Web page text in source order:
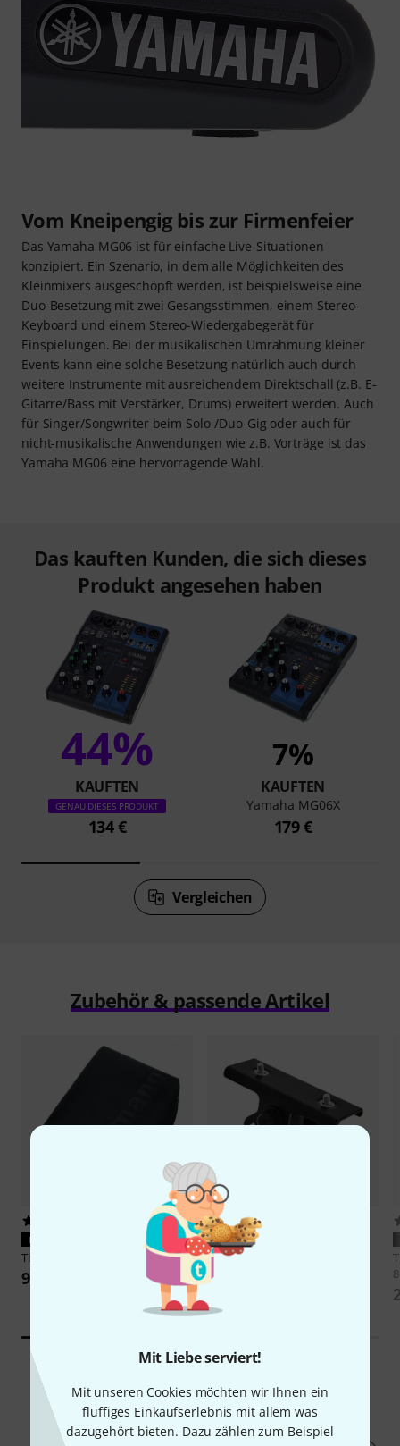
Mit Liebe serviert!
Mit unseren Cookies möchten wir Ihnen ein
fluffiges Einkaufserlebnis mit allem was
dazugehört bieten. Dazu zählen zum Beispiel
Vom Kneipengig bis zur Firmenfeier
Das Yamaha MG06 ist für einfache Live-Situationen
konzipiert. Ein Szenario, in dem alle Möglichkeiten des
Kleinmixers ausgeschöpft werden, ist beispielsweise eine
Duo-Besetzung mit zwei Gesangsstimmen, einem Stereo-
Keyboard und einem Stereo-Wiedergabegerät für
Einspielungen. Bei der musikalischen Umrahmung kleiner
Events kann eine solche Besetzung natürlich auch durch
weitere Instrumente mit ausreichendem Direktschall (z.B. E-
Gitarre/Bass mit Verstärker, Drums) erweitert werden. Auch
für Singer/Songwriter beim Solo-/Duo-Gig oder auch für
nicht-musikalische Anwendungen wie z.B. Vorträge ist das
Yamaha MG06 eine hervorragende Wahl.
Das kauften Kunden, die sich dieses
Produkt angesehen haben
44%
KAUFTEN
GENAU DIESES PRODUKT
134 €
7%
KAUFTEN
Yamaha MG06X
179 €
Vergleichen
Zubehör & passende Artikel
PASST GARANTIERT
Thomann Cover Yamaha MG06
9,90 €
PASST GARANTIERT
K&M19400 Stand Adapter
21,90 €
216Kundenbewertungen